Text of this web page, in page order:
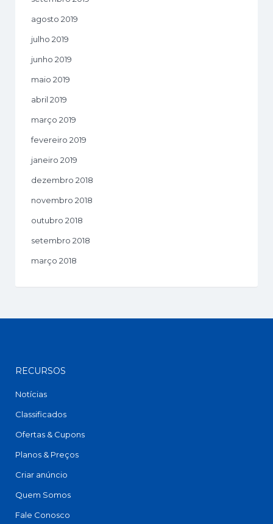
agosto 2019
julho 2019
junho 2019
maio 2019
abril 2019
março 2019
fevereiro 2019
janeiro 2019
dezembro 2018
novembro 2018
outubro 2018
setembro 2018
março 2018
RECURSOS
Notícias
Classificados
Ofertas & Cupons
Planos & Preços
Criar anúncio
Quem Somos
Fale Conosco